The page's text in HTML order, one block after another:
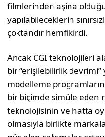
filmlerinden aşina
yapılabileceklerin
çoktandır hemfikirdi.
Ancak CGI teknolojileri
bir “erişilebilirlik devrimi”
modelleme
bir biçimde simüle eden
teknolojisinin ve hatta
olmasıyla birlikte